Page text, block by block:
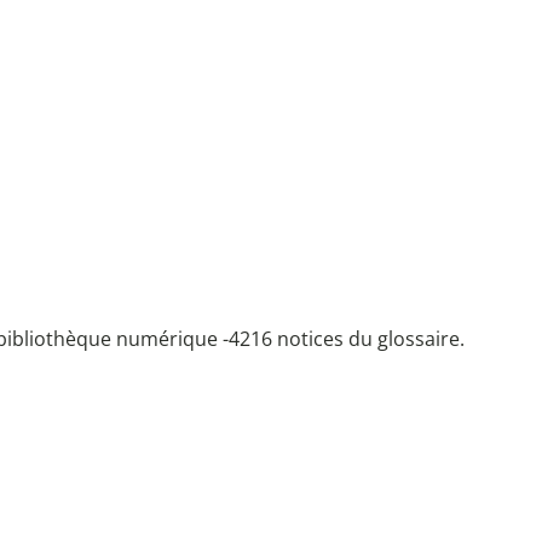
numérique -4216 notices du glossaire.